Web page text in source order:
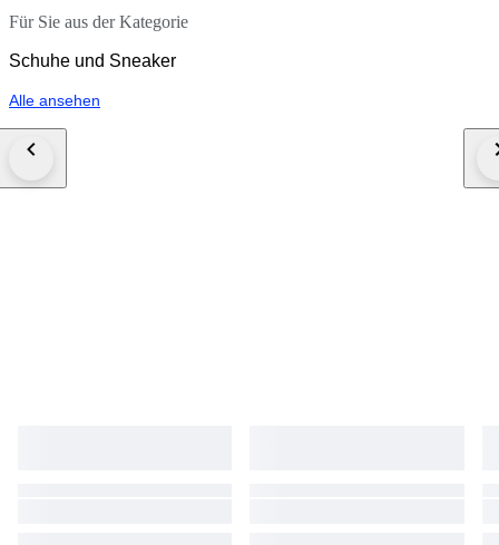
Für Sie aus der Kategorie
Schuhe und Sneaker
Alle ansehen